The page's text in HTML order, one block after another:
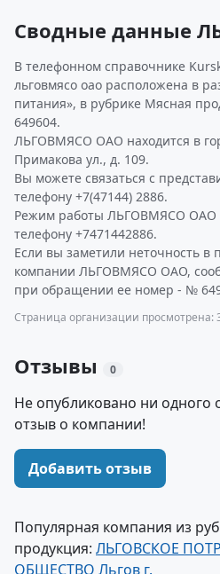
Сводные данные
В телефонном справочнике
льговмясо оао расположена в
питания», в рубрике Мясная
649604.
ЛЬГОВМЯСО ОАО находится в
Примакова ул., д. 109.
Вы можете связаться с
телефону +7(47144) 2886.
Режим работы ЛЬГОВМЯСО ОАО
телефону +7471442886.
Если вы заметили неточность в
компании ЛЬГОВМЯСО ОАО,
при обращении ее номер - №
Страница организации просмотрена:
Отзывы 0
Не опубликовано ни одного
отзыв о компании!
Добавить отзыв
Популярная компания из
продукция: ЛЬГОВСКОЕ
ОБЩЕСТВО Льгов г.